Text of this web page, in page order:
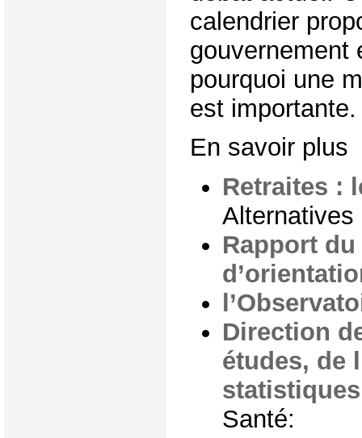
calendrier
gouvernement
pourquoi une
est importante.
En savoir plus
Retraites :
Alternatives
Rapport
Direction
études, de
statistiques
Santé: